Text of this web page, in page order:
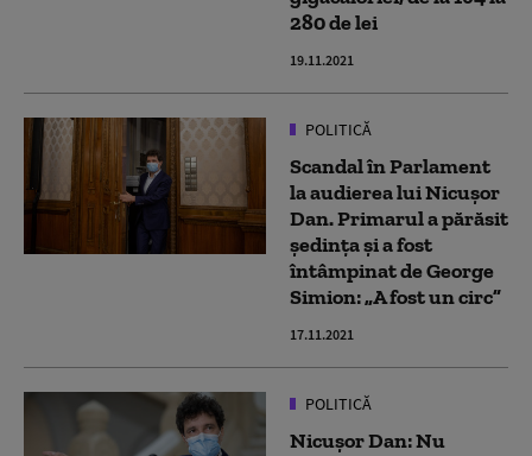
280 de lei
19.11.2021
POLITICĂ
Scandal în Parlament
la audierea lui Nicușor
Dan. Primarul a părăsit
ședința și a fost
întâmpinat de George
Simion: „A fost un circ”
17.11.2021
POLITICĂ
Nicușor Dan: Nu